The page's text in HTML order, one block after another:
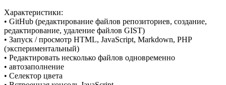
Характеристики:
• GitHub (редактирование файлов репозиториев, создание,
редактирование, удаление файлов GIST)
• Запуск / просмотр HTML, JavaScript, Markdown, PHP
(экспериментальный)
• Редактировать несколько файлов одновременно
• автозаполнение
• Селектор цвета